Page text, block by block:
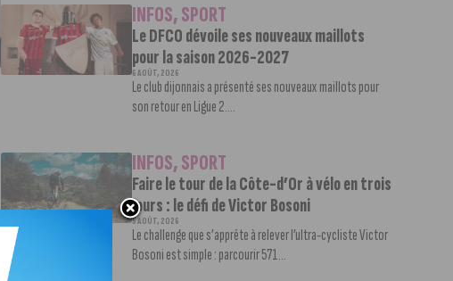
INFOS,SPORT
Le DFCO dévoile ses nouveaux maillots
pour la saison 2026-2027
6 AOÛT, 2026
Le club dijonnais a présenté ses nouveaux maillots pour
son retour en Ligue 2....
INFOS,SPORT
Faire le tour de la Côte-d’Or à vélo en trois
jours : le défi de Victor Bosoni
5 AOÛT, 2026
Le challenge que s’apprête à relever l’ultra-cycliste Victor
Bosoni est simple : parcourir 571...